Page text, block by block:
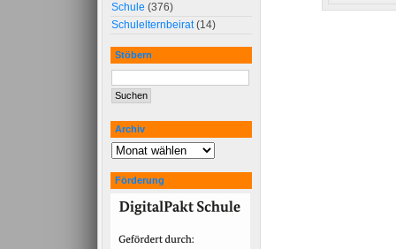
Schule (376)
Schulelternbeirat(14)
Stöbern
Archiv
Förderung